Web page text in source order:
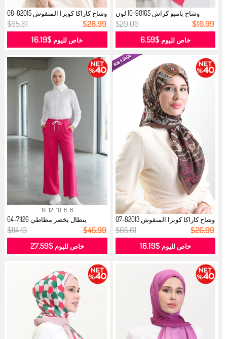
وشاح بامبو كراش 90165-10 لون
فوشيا...
$29.00 $10.99
خاص لليوم$6.59
وشاح كاراكا كوبرا المنقوش 82015-08
...
$65.61 $26.99
خاص لليوم $16.19
وشاح كاراكا كوبرا المنقوش 82013-07
...
$65.61 $26.99
خاص لليوم$16.19
6
8
10
12
14
بنطال بخصر مطاطي 71126-04
فوشيا...
$114.13 $45.99
خاص لليوم$27.59